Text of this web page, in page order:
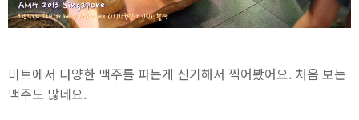
마트에서 다양한 맥주를 파는게 신기해서 찍어봤어요. 처음 보는
맥주도 많네요.